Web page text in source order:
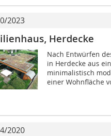
2023
Herdecke
Nach Entwürfen
in Herdecke aus
minimalistisch
einer Wohnfläche
2020